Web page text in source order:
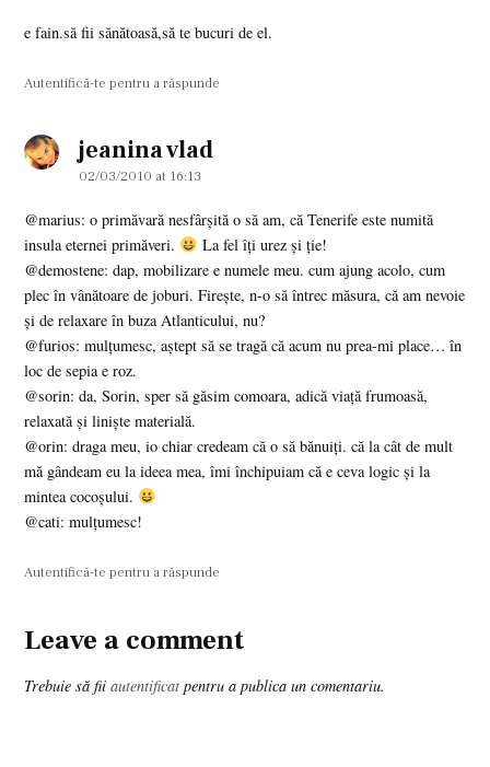
e fain.să fii sănătoasă,să te bucuri de el.
Autentifică-te pentru a răspunde
jeanina vladsays:
02/03/2010 at 16:13
@marius: o primăvară nesfârşită o să am, că Tenerife este numită
insula eternei primăveri.
La fel îţi urez şi ţie!
@demostene: dap, mobilizare e numele meu. cum ajung acolo, cum
plec în vânătoare de joburi. Fireşte, n-o să întrec măsura, că am nevoie
şi de relaxare în buza Atlanticului, nu?
@furios: mulţumesc, aştept să se tragă că acum nu prea-mi place… în
loc de sepia e roz.
@sorin: da, Sorin, sper să găsim comoara, adică viaţă frumoasă,
relaxată şi linişte materială.
@orin: draga meu, io chiar credeam că o să bănuiţi. că la cât de mult
mă gândeam eu la ideea mea, îmi închipuiam că e ceva logic şi la
mintea cocoşului.
@cati: mulţumesc!
Autentifică-te pentru a răspunde
Leave
comment
Trebuie să fiiautentificat pentru a publica un comentariu.
Leave a comment